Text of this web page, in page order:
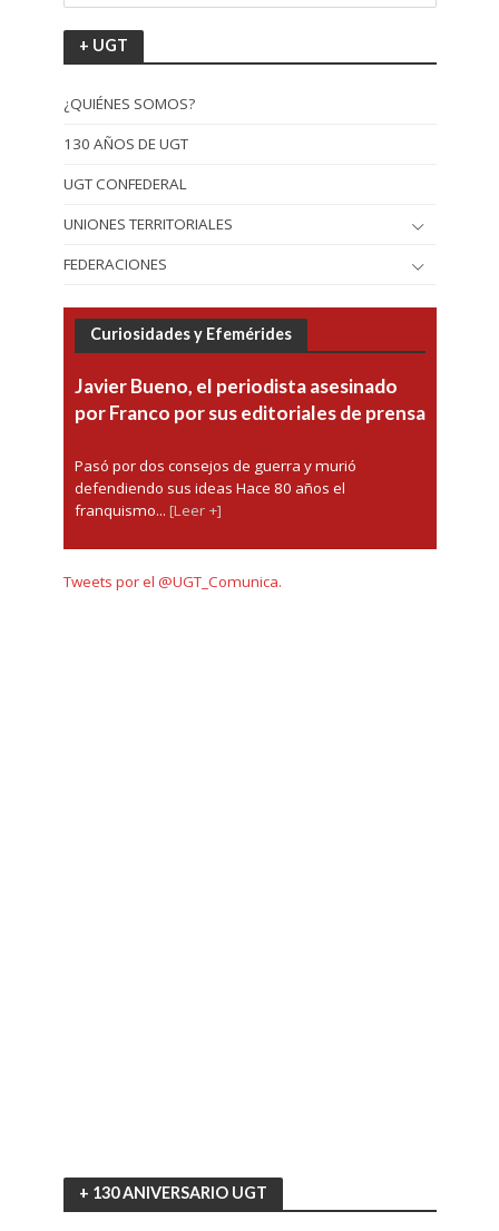
+ UGT
¿QUIÉNES SOMOS?
130 AÑOS DE UGT
UGT CONFEDERAL
UNIONES TERRITORIALES
FEDERACIONES
Curiosidades y Efemérides
Javier Bueno, el periodista asesinado
por Franco por sus editoriales de prensa
Pasó por dos consejos de guerra y murió
defendiendo sus ideas Hace 80 años el
franquismo... [Leer +]
Tweets por el @UGT_Comunica.
+ 130 ANIVERSARIO UGT